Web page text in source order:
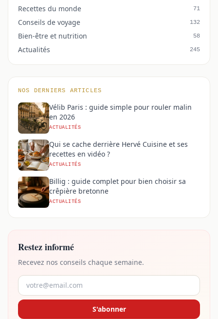
Recettes du monde 71
Conseils de voyage 132
Bien-être et nutrition 58
Actualités 245
NOS DERNIERS ARTICLES
Vélib Paris : guide simple pour rouler malin
en 2026
ACTUALITÉS
Qui se cache derrière Hervé Cuisine et ses
recettes en vidéo ?
ACTUALITÉS
Billig : guide complet pour bien choisir sa
crêpière bretonne
ACTUALITÉS
Restez informé
Recevez nos conseils chaque semaine.
S'abonner